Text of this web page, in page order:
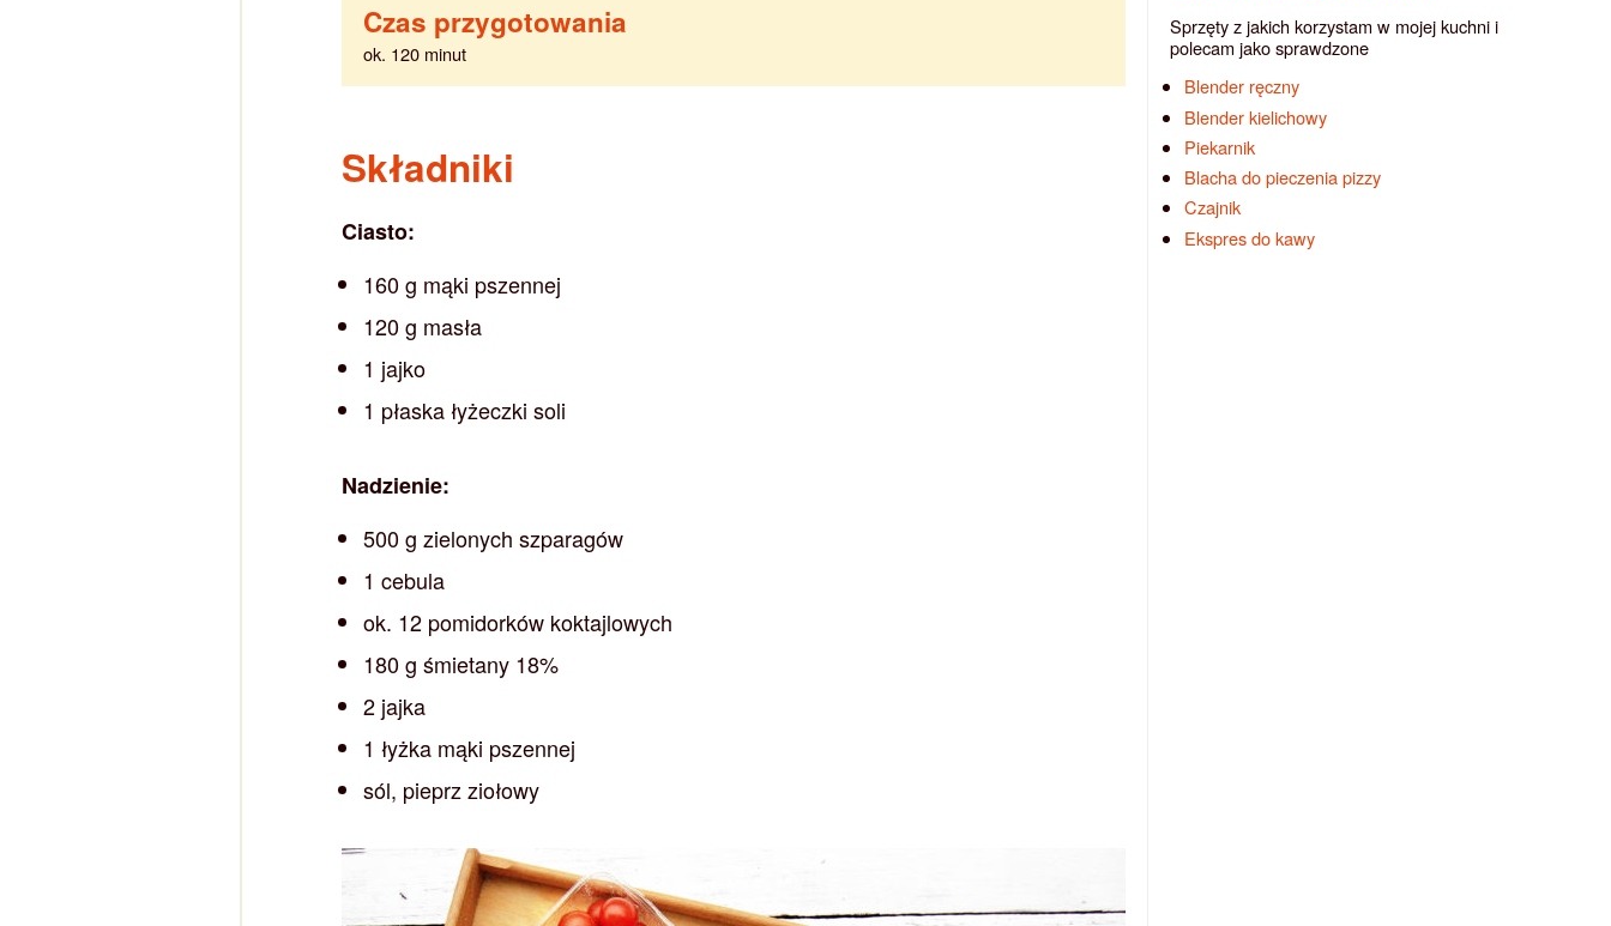
Czas przygotowania
ok. 120 minut
Składniki
Ciasto:
160 g mąki pszennej
120 g masła
1 jajko
1 płaska łyżeczki soli
Nadzienie:
500 g zielonych szparagów
1 cebula
ok. 12 pomidorków koktajlowych
180 g śmietany 18%
2 jajka
1 łyżka mąki pszennej
sól, pieprz ziołowy
Sprzęty z jakich korzystam w mojej kuchni i
polecam jako sprawdzone
Blender ręczny
Blender kielichowy
Piekarnik
Blacha do pieczenia pizzy
Czajnik
Ekspres do kawy